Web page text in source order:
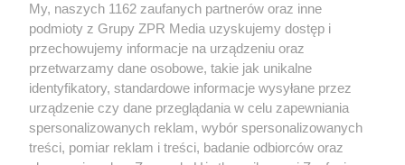
Żaden utwór zamieszczony w serwisie nie może być powielany i
rozpowszechniany lub dalej rozpowszechniany w jakikolwiek sposób (w
tym także elektroniczny lub mechaniczny) na jakimkolwiek polu
eksploatacji w jakiejkolwiek formie, włącznie z umieszczaniem w Internecie
bez pisemnej zgody właściciela praw. Jakiekolwiek użycie lub
wykorzystanie utworów w całości lub w części z naruszeniem prawa, tzn.
bez właściwej zgody, jest zabronione pod groźbą kary i może być ścigane
prawnie.
My, naszych 1162 zaufanych partnerów oraz inne
podmioty z Grupy ZPR Media uzyskujemy dostęp i
przechowujemy informacje na urządzeniu oraz
przetwarzamy dane osobowe, takie jak unikalne
identyfikatory, standardowe informacje wysyłane przez
urządzenie czy dane przeglądania w celu zapewniania
spersonalizowanych reklam, wybór spersonalizowanych
treści, pomiar reklam i treści, badanie odbiorców oraz